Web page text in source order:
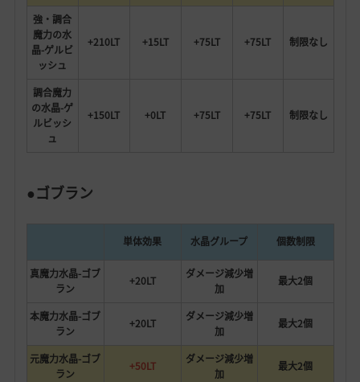
強・調合
魔力の水
晶-ゲルビ
ッシュ
+210LT +15LT +75LT +75LT 制限なし
調合魔力
の水晶-ゲ
ルビッシ
ュ
+150LT +0LT +75LT +75LT 制限なし
●ゴブラン
単体効果 水晶グループ 個数制限
真魔力水晶-ゴブ
ラン
+20LT
ダメージ減少増
加
最大2個
本魔力水晶-ゴブ
ラン
+20LT
ダメージ減少増
加
最大2個
元魔力水晶-ゴブ
ラン
+50LT
ダメージ減少増
加
最大2個